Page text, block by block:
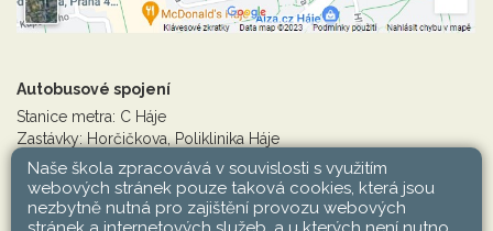
Autobusové spojení
Stanice metra: C Háje
Zastávky: Horčičkova, Poliklinika Háje
Linky: 125, 136, 154, 165, 170, 183, 203, 213, 226, 227, 240,
381,382, 383, 387, 203
Naše škola zpracovává v souvislosti s využitím
webových stránek pouze taková cookies, která jsou
nezbytně nutná pro zajištění provozu webových